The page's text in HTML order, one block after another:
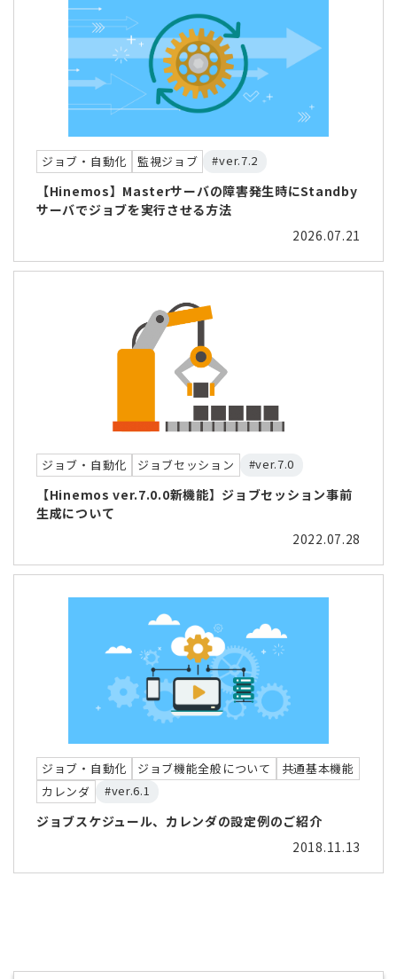
ジョブ・自動化 監視ジョブ #ver.7.2
【Hinemos】Masterサーバの障害発生時にStandby
サーバでジョブを実行させる方法
2026.07.21
ジョブ・自動化 ジョブセッション #ver.7.0
【Hinemos ver.7.0.0新機能】ジョブセッション事前
生成について
2022.07.28
ジョブ・自動化 ジョブ機能全般について
共通基本機能
カレンダ
#ver.6.1
ジョブスケジュール、カレンダの設定例のご紹介
2018.11.13